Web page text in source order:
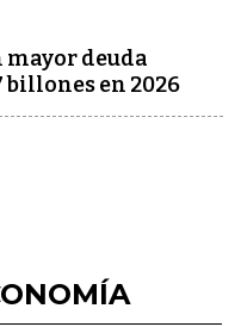
mayor deuda
billones en 2026